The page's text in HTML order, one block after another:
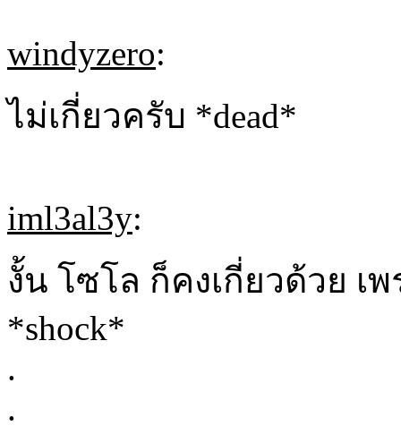
windyzero:
ไม่เกี่ยวครับ *dead*
iml3al3y:
งั้น โซโล ก็คงเกี่ยวด้วย เ
*shock*
.
.